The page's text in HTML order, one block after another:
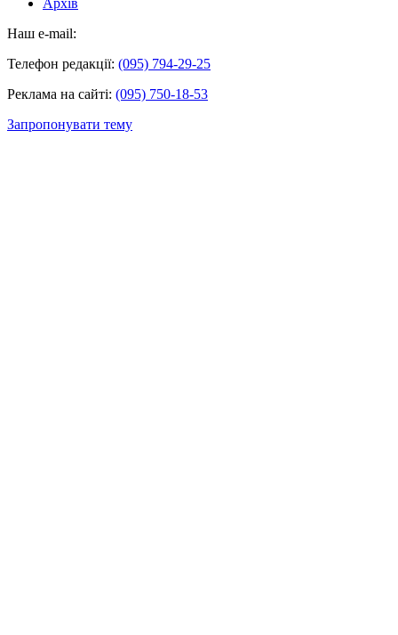
Наш e-mail:
Телефон редакції: (095) 794-29-25
Реклама на сайті: (095) 750-18-53
Запропонувати тему